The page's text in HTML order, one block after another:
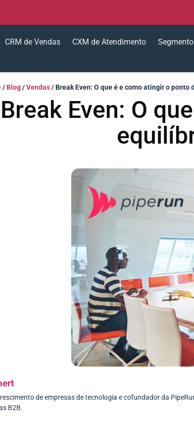
CRM de Vendas CXM de Atendimento
/ Blog/Vendas/Break Even: O que é e como atingir o
Break Even: O
de empresas de tecnologia e cofundador da
B2B.